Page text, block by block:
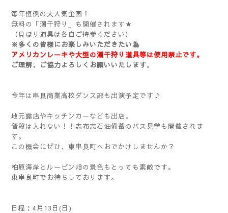
毎年恒例の大人気企画！
無料の「潮干狩り」も開催されます★
（貝ほり道具は各自ご持参ください）
※多くの皆様にお楽しみいただきたい為
アメリカンレーキや大型の潮干狩り道具等は使用禁止です。
ご理解、ご協力よろしくお願いいたします。
今年は串良商業高校ダンス部も出演予定です♪
地元露店やキッチンカーなども出店。
普段は入れない！！志布志石油備蓄のバス見学も開催されま
す。
この機会にぜひ、東串良町へおでかけしませんか？
柏原海岸とルーピン畑の景色もとっても素敵です。
東串良町でお待ちしております。
日程：4月13日(日)